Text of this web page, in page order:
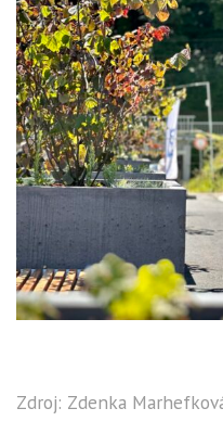
Zdroj: Zdenka